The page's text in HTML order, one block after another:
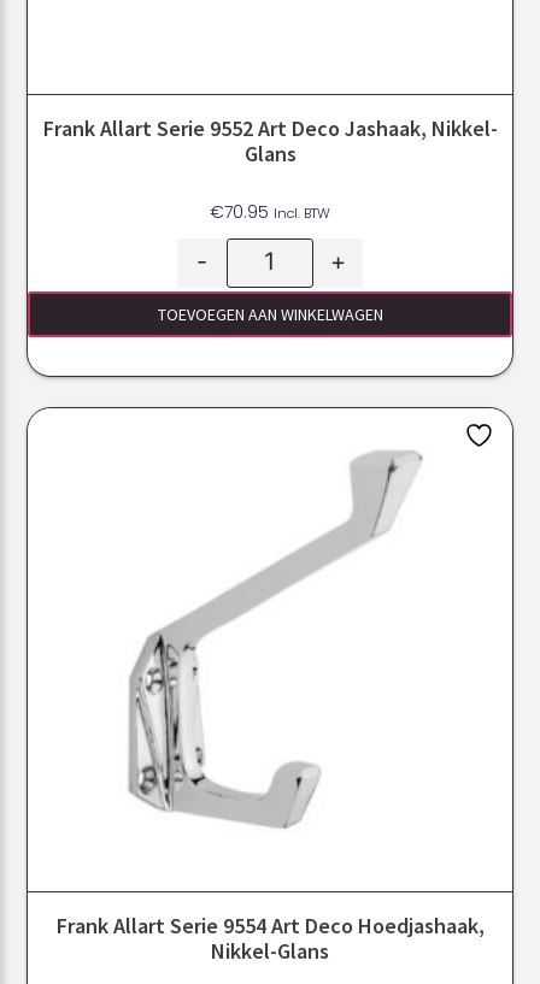
Frank Allart Serie 9552 Art Deco Jashaak, Nikkel-
Glans
€70.95 Incl. BTW
- +
TOEVOEGEN AAN WINKELWAGEN
Frank Allart Serie 9554 Art Deco Hoedjashaak,
Nikkel-Glans